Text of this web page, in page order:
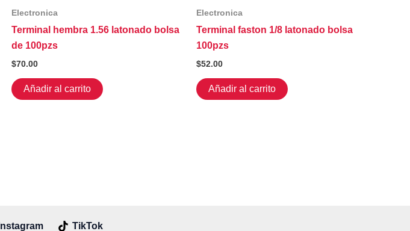
Electronica
Terminal hembra 1.56 latonado bolsa
de 100pzs
$70.00
Añadir al carrito
Electronica
Terminal faston 1/8 latonado bolsa
100pzs
$52.00
Añadir al carrito
Instagram TikTok